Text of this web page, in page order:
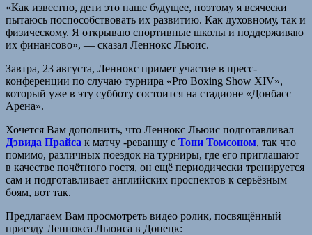
«Как известно, дети это наше будущее, поэтому я всячески
пытаюсь поспособствовать их развитию. Как духовному, так и
физическому. Я открываю спортивные школы и поддерживаю
их финансово», — сказал Леннокс Льюис.
Завтра, 23 августа, Леннокс примет участие в пресс-
конференции по случаю турнира «Pro Boxing Show XIV»,
который уже в эту субботу состоится на стадионе «Донбасс
Арена».
Хочется Вам дополнить, что Леннокс Льюис подготавливал
Дэвида Прайса к матчу -реваншу с Тони Томсоном, так что
помимо, различных поездок на турниры, где его приглашают
в качестве почётного гостя, он ещё периодически тренируется
сам и подготавливает английских проспектов к серьёзным
боям, вот так.
Предлагаем Вам просмотреть видео ролик, посвящённый
приезду Леннокса Льюиса в Донецк: